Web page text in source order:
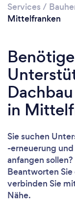
Services /
Mittelfranken
in
Sie suchen
-erneuerung
anfangen
Beantworten Sie
verbinden Sie
Nähe.